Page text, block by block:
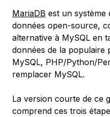
MariaDB est un système
données open-source,
alternative à MySQL en
données de la populaire
MySQL, PHP/Python/
remplacer MySQL.
La version courte de ce
comprend ces trois